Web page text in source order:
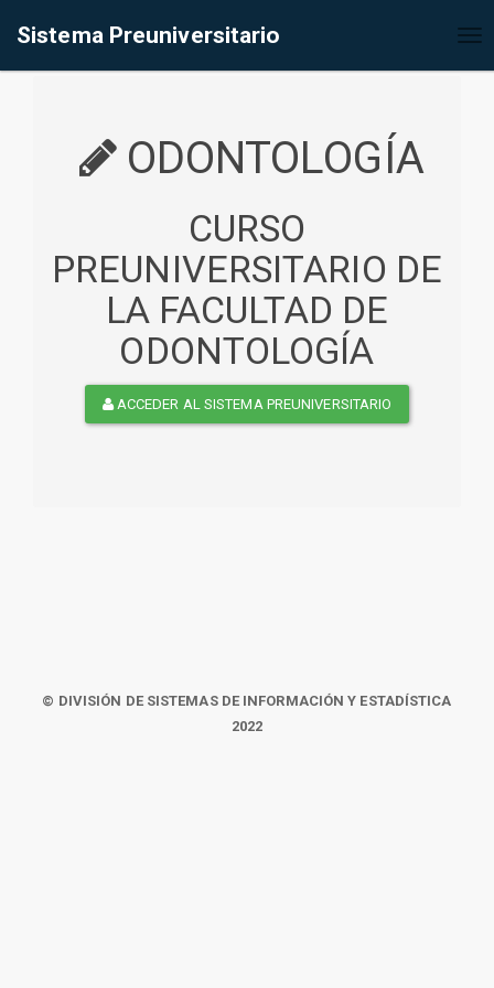
Sistema Preuniversitario
ODONTOLOGÍA
CURSO
PREUNIVERSITARIO DE
LA FACULTAD DE
ODONTOLOGÍA
ACCEDER AL SISTEMA PREUNIVERSITARIO
© DIVISIÓN DE SISTEMAS DE INFORMACIÓN Y ESTADÍSTICA
2022